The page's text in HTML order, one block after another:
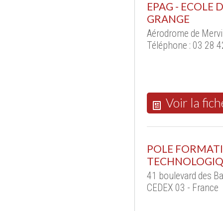
EPAG - ECOLE
GRANGE
Aérodrome de
Téléphone : 03 28
Voir la
POLE
41 boulevard des
CEDEX 03 - France